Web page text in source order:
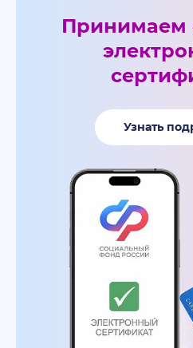
Принимаем
Узнать